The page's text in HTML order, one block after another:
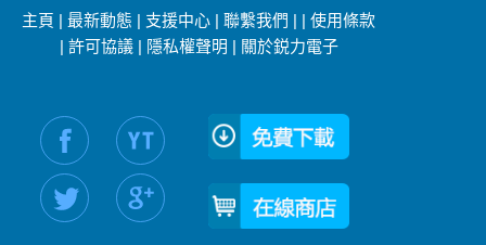
主頁 |最新動態 | 支援中心 |聯繫我們 | |使用條款
| 許可協議| 隱私權聲明 | 關於鋭力電子
社交媒體信息：